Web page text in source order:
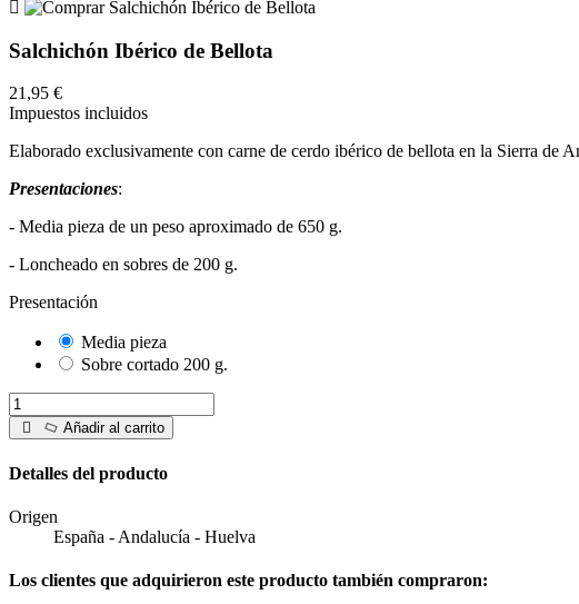
Salchichón Ibérico de Bellota
21,95 €
Impuestos incluidos
Elaborado exclusivamente con carne de cerdo ibérico de bellota en la Sierra de
Presentaciones:
- Media pieza de un peso aproximado de 650 g.
- Loncheado en sobres de 200 g.
Presentación
Media pieza
Sobre cortado 200 g.
Añadir al carrito
Detalles del producto
Origen
España - Andalucía - Huelva
Los clientes que adquirieron este producto también compraron: